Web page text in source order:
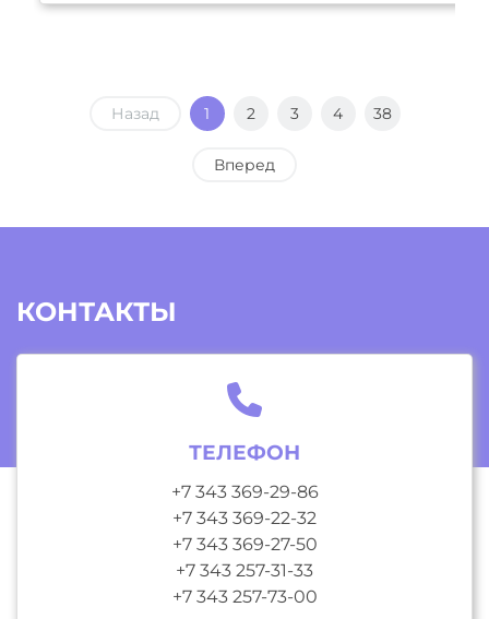
Назад 1 2 3 4 38
Вперед
КОНТАКТЫ
ТЕЛЕФОН
+7 343 369-29-86
+7 343 369-22-32
+7 343 369-27-50
+7 343 257-31-33
+7 343 257-73-00